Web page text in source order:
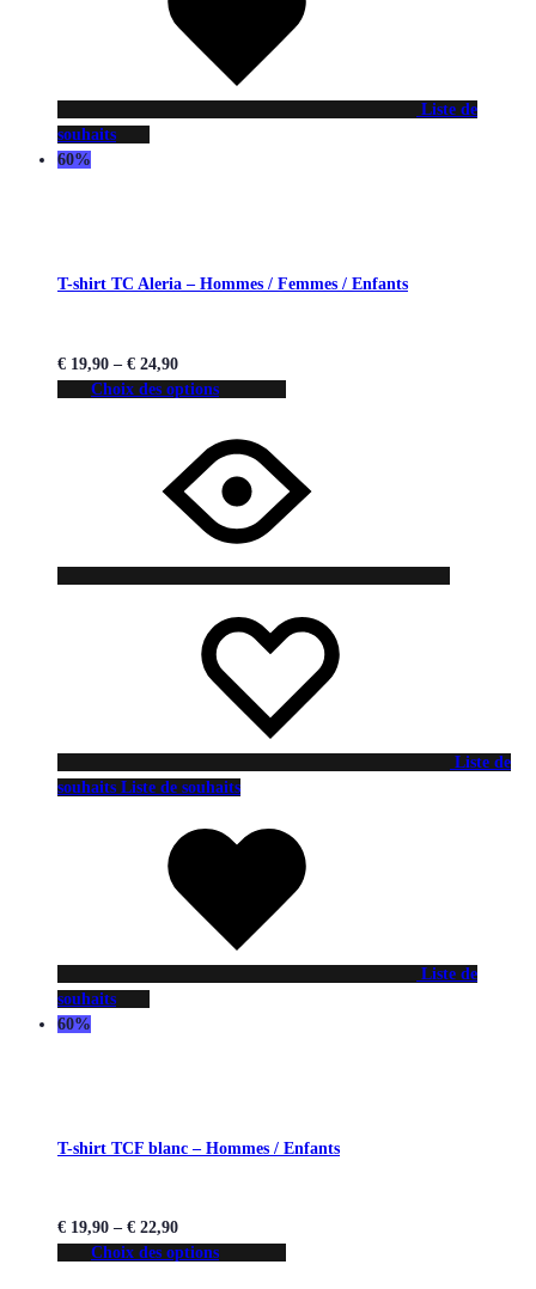
Liste de
souhaits
60%
T-shirt TC Aleria – Hommes / Femmes / Enfants
€ 19,90 – € 24,90
Choix des options
Liste de
souhaits Liste de souhaits
Liste de
souhaits
60%
T-shirt TCF blanc – Hommes / Enfants
€ 19,90 – € 22,90
Choix des options